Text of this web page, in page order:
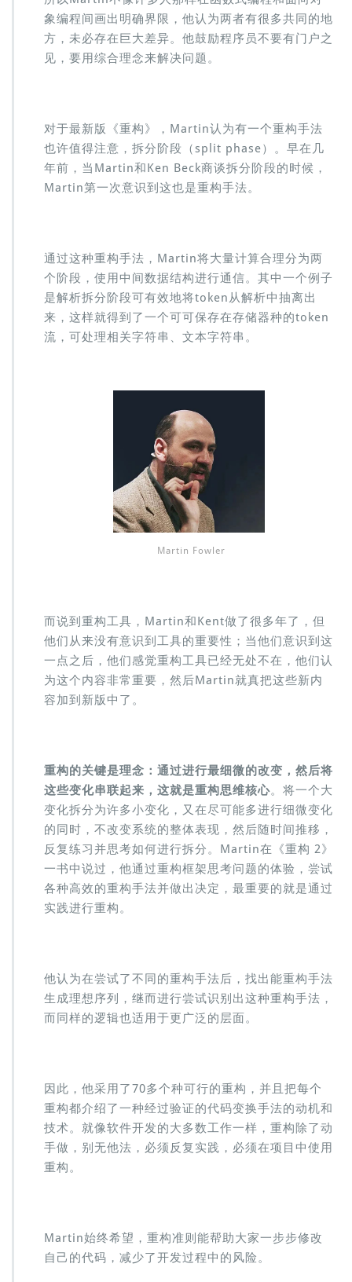
象编程间画出明确界限，他认为两者有很多共同的地
方，未必存在巨大差异。他鼓励程序员不要有门户之
见，要用综合理念来解决问题。
对于最新版《重构》，Martin认为有一个重构手法
也许值得注意，拆分阶段（split phase）。早在几
年前，当Martin和Ken Beck商谈拆分阶段的时候，
Martin第一次意识到这也是重构手法。
通过这种重构手法，Martin将大量计算合理分为两
个阶段，使用中间数据结构进行通信。其中一个例子
是解析拆分阶段可有效地将token从解析中抽离出
来，这样就得到了一个可可保存在存储器种的token
流，可处理相关字符串、文本字符串。
Martin Fowler
而说到重构工具，Martin和Kent做了很多年了，但
他们从来没有意识到工具的重要性；当他们意识到这
一点之后，他们感觉重构工具已经无处不在，他们认
为这个内容非常重要，然后Martin就真把这些新内
容加到新版中了。
重构的关键是理念：通过进行最细微的改变，然后将
这些变化串联起来，这就是重构思维核心。将一个大
变化拆分为许多小变化，又在尽可能多进行细微变化
的同时，不改变系统的整体表现，然后随时间推移，
反复练习并思考如何进行拆分。Martin在《重构 2》
一书中说过，他通过重构框架思考问题的体验，尝试
各种高效的重构手法并做出决定，最重要的就是通过
实践进行重构。
他认为在尝试了不同的重构手法后，找出能重构手法
生成理想序列，继而进行尝试识别出这种重构手法，
而同样的逻辑也适用于更广泛的层面。
因此，他采用了70多个种可行的重构，并且把每个
重构都介绍了一种经过验证的代码变换手法的动机和
技术。就像软件开发的大多数工作一样，重构除了动
手做，别无他法，必须反复实践，必须在项目中使用
重构。
Martin始终希望，重构准则能帮助大家一步步修改
自己的代码，减少了开发过程中的风险。